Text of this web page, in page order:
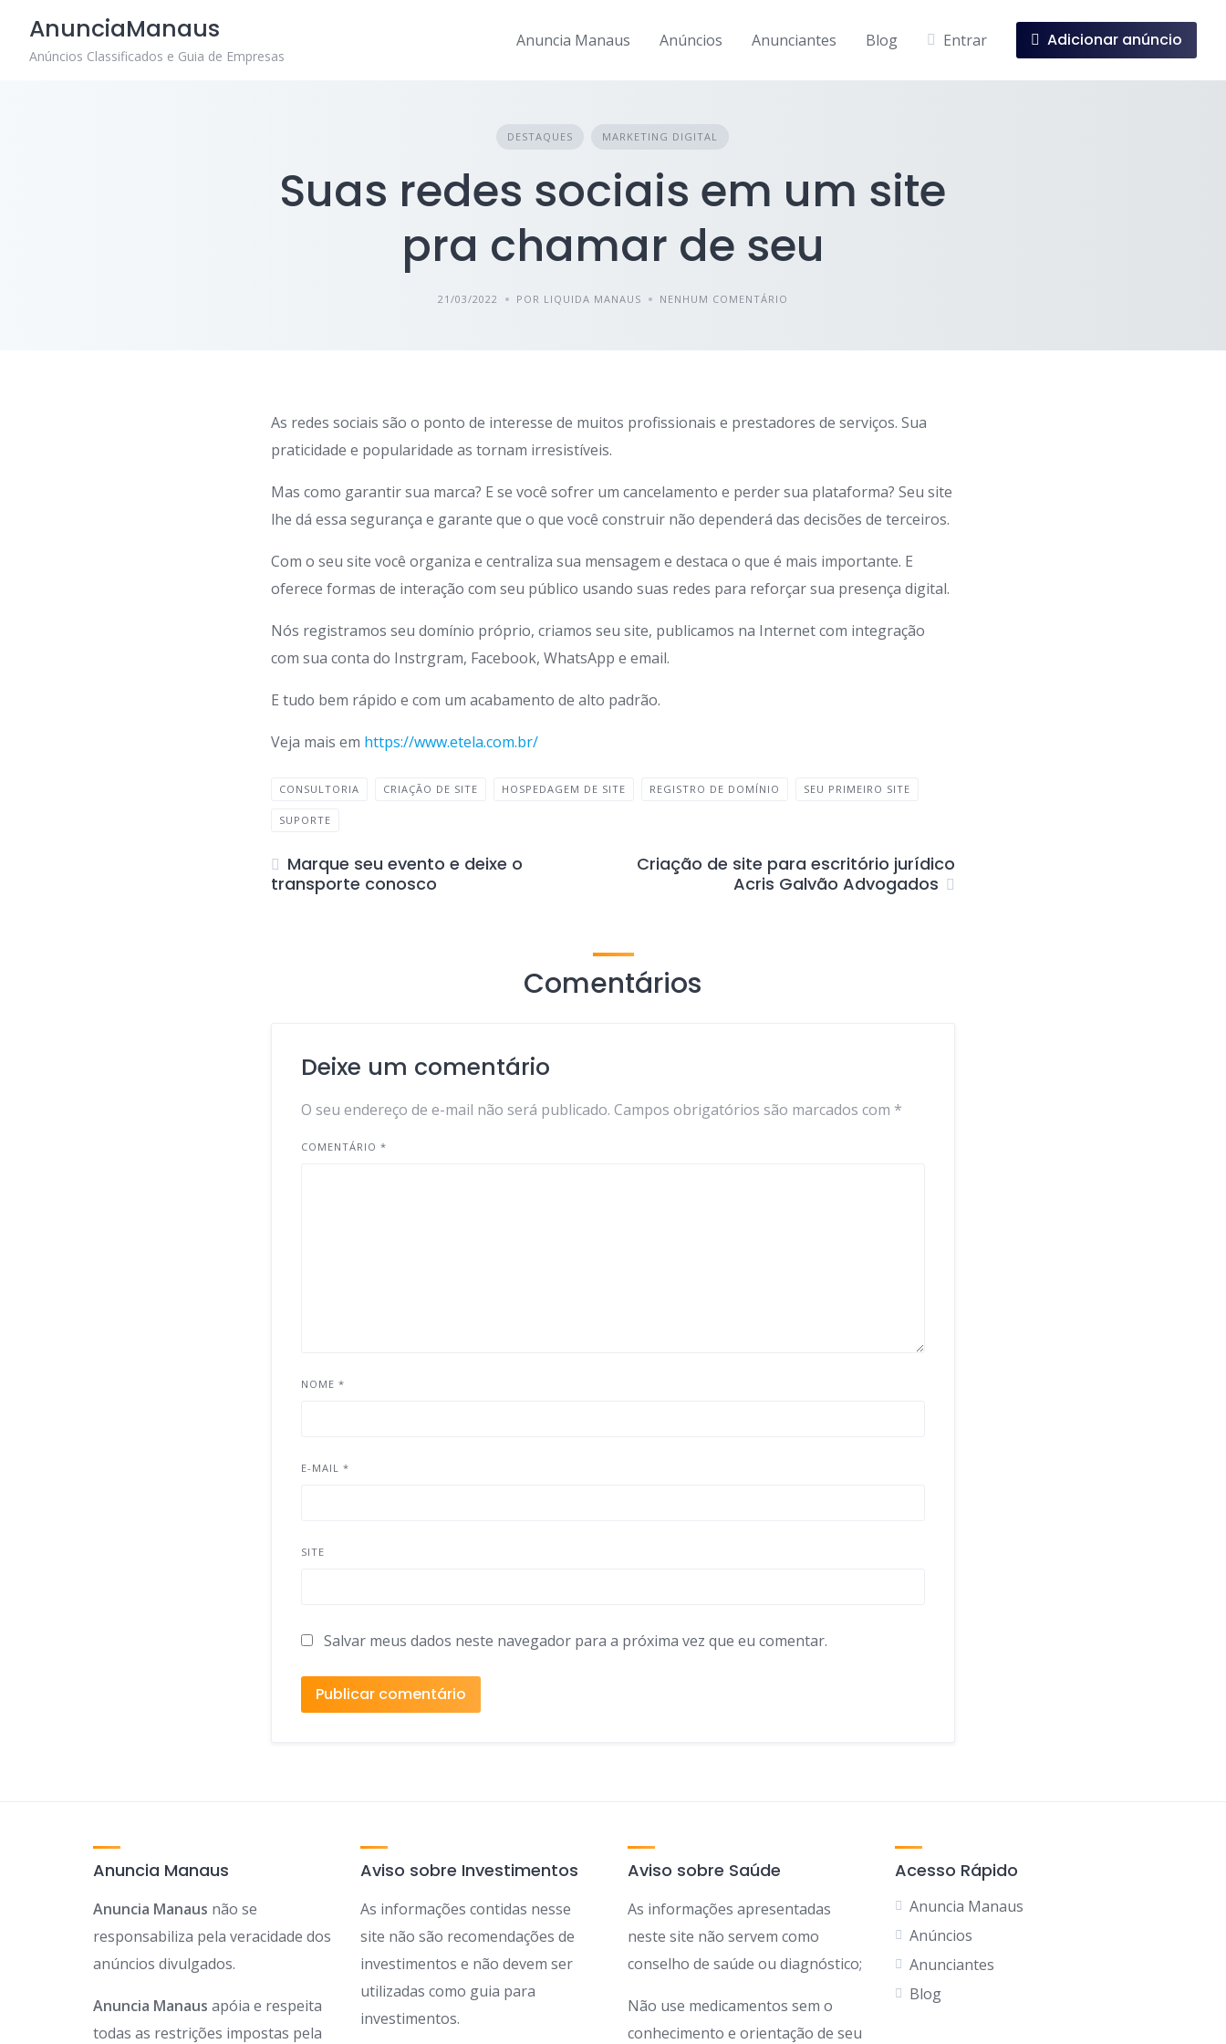
content
AnunciaManaus
Anúncios Classificados e Guia de Empresas
Anuncia Manaus Anúncios Anunciantes Blog Entrar Adicionar anúncio
DESTAQUES MARKETING DIGITAL
Suas redes sociais em um site
pra chamar de seu
21/03/2022 POR LIQUIDA MANAUS NENHUM COMENTÁRIO
As redes sociais são o ponto de interesse de muitos profissionais e prestadores de serviços. Sua
praticidade e popularidade as tornam irresistíveis.
Mas como garantir sua marca? E se você sofrer um cancelamento e perder sua plataforma? Seu site
lhe dá essa segurança e garante que o que você construir não dependerá das decisões de terceiros.
Com o seu site você organiza e centraliza sua mensagem e destaca o que é mais importante. E
oferece formas de interação com seu público usando suas redes para reforçar sua presença digital.
Nós registramos seu domínio próprio, criamos seu site, publicamos na Internet com integração
com sua conta do Instrgram, Facebook, WhatsApp e email.
E tudo bem rápido e com um acabamento de alto padrão.
Veja mais em https://www.etela.com.br/
CONSULTORIA CRIAÇÃO DE SITE HOSPEDAGEM DE SITE REGISTRO DE DOMÍNIO SEU PRIMEIRO SITE
SUPORTE
Marque seu evento e deixe o
transporte conosco
Criação de site para escritório jurídico
Acris Galvão Advogados
Comentários
Deixe um comentário
O seu endereço de e-mail não será publicado. Campos obrigatórios são marcados com *
COMENTÁRIO*
NOME*
E-MAIL*
SITE
Salvar meus dados neste navegador para a próxima vez que eu comentar.
Anuncia Manaus
Anuncia Manaus não se
responsabiliza pela veracidade dos
anúncios divulgados.
Anuncia Manaus apóia e respeita
todas as restrições impostas pela
Aviso sobre Investimentos
As informações contidas nesse
site não são recomendações de
investimentos e não devem ser
utilizadas como guia para
investimentos.
Aviso sobre Saúde
As informações apresentadas
neste site não servem como
conselho de saúde ou diagnóstico;
Não use medicamentos sem o
conhecimento e orientação de seu
Acesso Rápido
Anuncia Manaus
Anúncios
Anunciantes
Blog